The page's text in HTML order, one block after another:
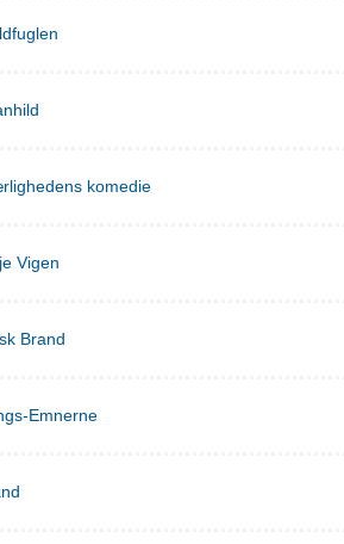
komedie
Vigen
Brand
Emnerne